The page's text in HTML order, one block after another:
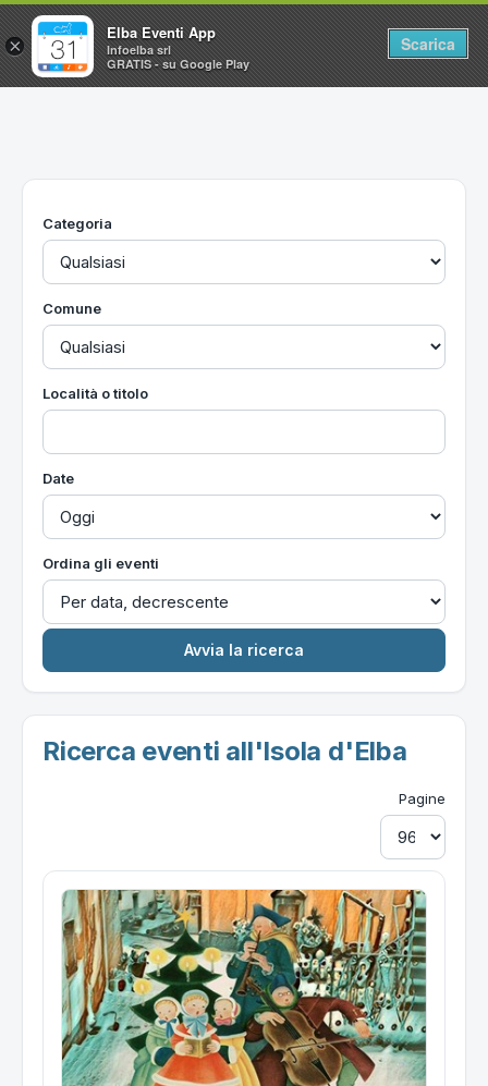
Home
Utilità
Categoria
Comune
Località o titolo
Date
Ordina gli eventi
Ricerca eventi all'Isola d'Elba
Pagine
×
Elba Eventi App
Infoelba srl
GRATIS - su Google Play
Scarica